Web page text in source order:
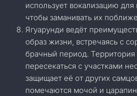
использует вокализацию
чтобы заманивать их
Ягуарунди ведёт
образ жизни, встречаясь с
брачный период.
пересекаться с участками
защищает её от других
помечаются мочой и